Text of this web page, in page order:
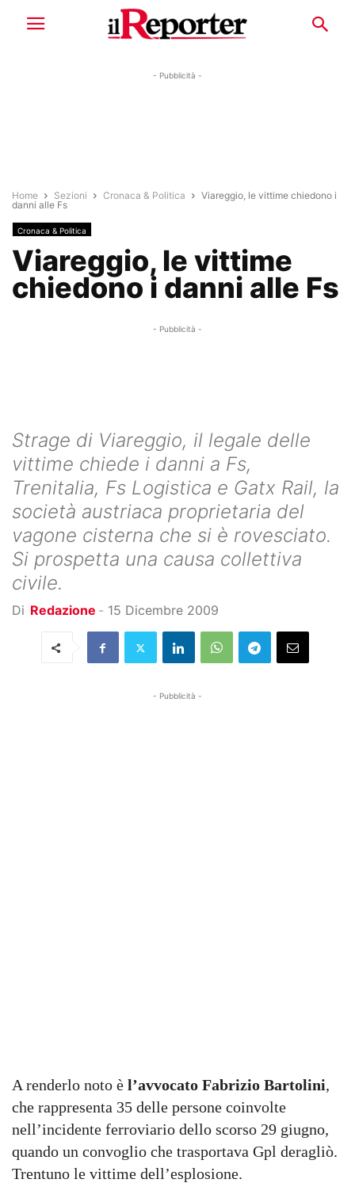
- Pubblicità -
Home Sezioni Cronaca & Politica
Viareggio, le vittime chiedono i
danni alle Fs
Cronaca & Politica
Viareggio, le vittime
chiedono i danni alle Fs
- Pubblicità -
Strage di Viareggio, il legale delle
vittime chiede i danni a Fs,
Trenitalia, Fs Logistica e Gatx Rail, la
società austriaca proprietaria del
vagone cisterna che si è rovesciato.
Si prospetta una causa collettiva
civile.
Di Redazione - 15 Dicembre 2009
- Pubblicità -
A renderlo noto è l’avvocato Fabrizio Bartolini,
che rappresenta 35 delle persone coinvolte
nell’incidente ferroviario dello scorso 29 giugno,
quando un convoglio che trasportava Gpl deragliò.
Trentuno le vittime dell’esplosione.